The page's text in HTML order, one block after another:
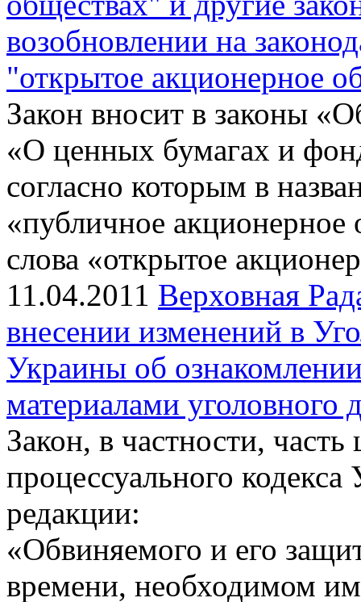
возобновлении на
"открытое акционерное
Закон вносит в законы
«О ценных бумагах и
согласно которым в
«публичное
слова «открытое
11.04.2011 Верховная
внесении изменений в
Украины об
материалами уголовного
Закон, в частности,
процессуального
редакции:
«Обвиняемого и его
времени, необходимом